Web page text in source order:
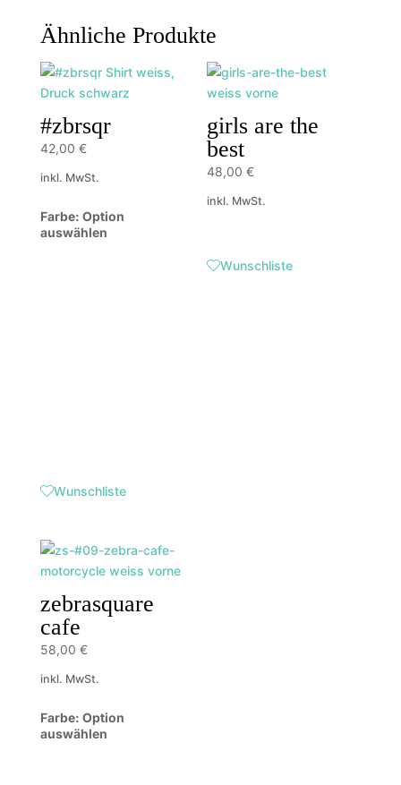
Ähnliche Produkte
#zbrsqr
42,00 €
inkl. MwSt.
Farbe: Option
auswählen
Wunschliste
girls are the
best
48,00€
inkl. MwSt.
Wunschliste
zebrasquare
cafe
58,00 €
inkl. MwSt.
Farbe: Option
auswählen